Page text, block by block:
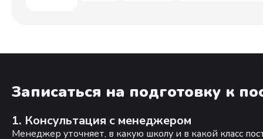
Записаться на подготовку к
1. Консультация с менеджером
Менеджер уточняет, в какую школу и в какой класс